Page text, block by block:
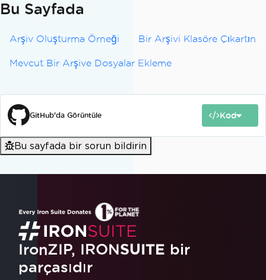
Bu Sayfada
Arşiv Oluşturma Örneği Bir Arşivi Klasöre Çıkartın
Mevcut Bir Arşive Dosyalar Ekleme
GitHub'da Görüntüle Kod
Bu sayfada bir sorun bildirin
IronZIP, IRONSUITE bir
parçasıdır